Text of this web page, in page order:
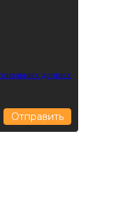
данных
Отправить